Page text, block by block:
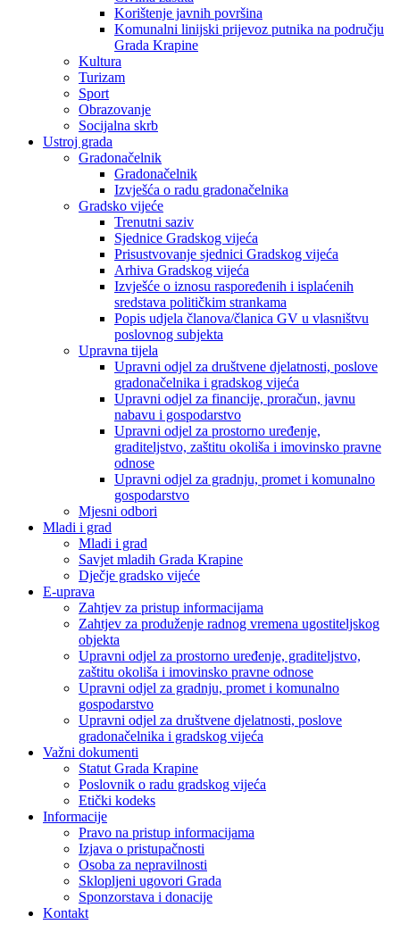
Korištenje javnih površina
Komunalni linijski prijevoz putnika na području
Grada Krapine
Kultura
Turizam
Sport
Obrazovanje
Socijalna skrb
Ustroj grada
Gradonačelnik
Gradonačelnik
Izvješća o radu gradonačelnika
Gradsko vijeće
Trenutni saziv
Sjednice Gradskog vijeća
Prisustvovanje sjednici Gradskog vijeća
Arhiva Gradskog vijeća
Izvješće o iznosu raspoređenih i isplaćenih
sredstava političkim strankama
Popis udjela članova/članica GV u vlasništvu
poslovnog subjekta
Upravna tijela
Upravni odjel za društvene djelatnosti, poslove
gradonačelnika i gradskog vijeća
Upravni odjel za financije, proračun, javnu
nabavu i gospodarstvo
Upravni odjel za prostorno uređenje,
graditeljstvo, zaštitu okoliša i imovinsko pravne
odnose
Upravni odjel za gradnju, promet i komunalno
gospodarstvo
Mjesni odbori
Mladi i grad
Mladi i grad
Savjet mladih Grada Krapine
Dječje gradsko vijeće
E-uprava
Zahtjev za pristup informacijama
Zahtjev za produženje radnog vremena ugostiteljskog
objekta
Upravni odjel za prostorno uređenje, graditeljstvo,
zaštitu okoliša i imovinsko pravne odnose
Upravni odjel za gradnju, promet i komunalno
gospodarstvo
Upravni odjel za društvene djelatnosti, poslove
gradonačelnika i gradskog vijeća
Važni dokumenti
Statut Grada Krapine
Poslovnik o radu gradskog vijeća
Etički kodeks
Informacije
Pravo na pristup informacijama
Izjava o pristupačnosti
Osoba za nepravilnosti
Sklopljeni ugovori Grada
Sponzorstava i donacije
Kontakt